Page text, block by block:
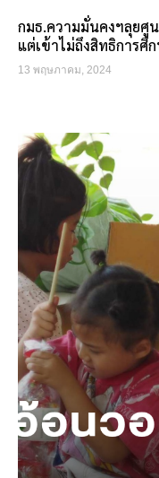
กมธ.ความมั่นคงฯลุยศู
แต่เข้าไม่ถึงสิทธิการศึ
13 พฤษภาคม, 2024